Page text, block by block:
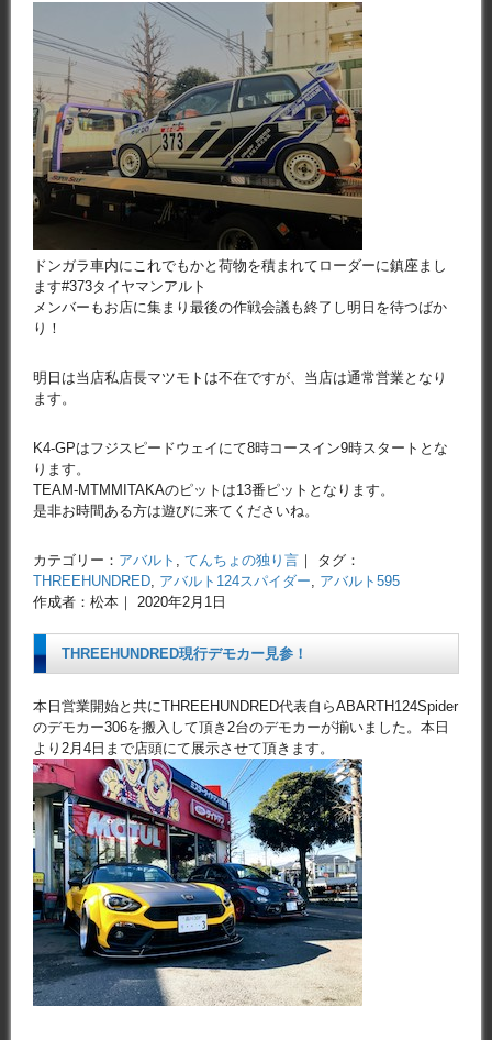
ドンガラ車内にこれでもかと荷物を積まれてローダーに鎮座まし
ます#373タイヤマンアルト
メンバーもお店に集まり最後の作戦会議も終了し明日を待つばか
り！
明日は当店私店長マツモトは不在ですが、当店は通常営業となり
ます。
K4-GPはフジスピードウェイにて8時コースイン9時スタートとな
ります。
TEAM-MTMMITAKAのピットは13番ピットとなります。
是非お時間ある方は遊びに来てくださいね。
カテゴリー： アバルト てんちょの独り言 ｜ タグ：
THREEHUNDRED アバルト124スパイダー
アバルト595
作成者：松本｜ 2020年2月1日
THREEHUNDRED現行デモカー見参！
本日営業開始と共にTHREEHUNDRED代表自らABARTH124Spider
のデモカー306を搬入して頂き2台のデモカーが揃いました。本日
より2月4日まで店頭にて展示させて頂きます。